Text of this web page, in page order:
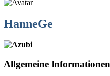
HanneGe
Allgemeine Informationen